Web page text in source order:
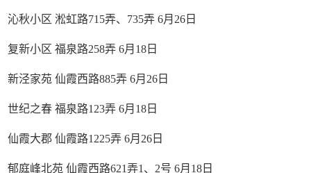
沁秋小区 淞虹路715弄、735弄 6月26日
复新小区 福泉路258弄 6月18日
新泾家苑 仙霞西路885弄 6月26日
世纪之春 福泉路123弄 6月18日
仙霞大郡 仙霞路1225弄 6月26日
郁庭峰北苑 仙霞西路621弄1、2号 6月18日